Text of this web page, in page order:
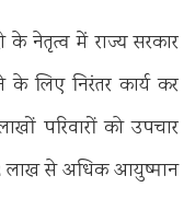
के नेतृत्व में राज्य सरकार
लिए निरंतर कार्य कर
परिवारों को उपचार
लाख से अधिक आयुष्मान